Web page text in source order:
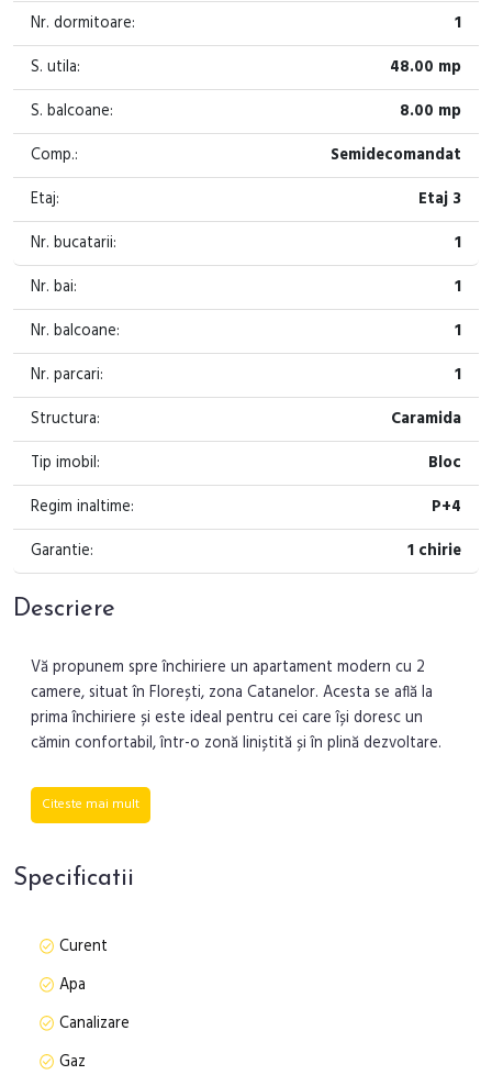
Nr. dormitoare:
1
S. utila:
48.00 mp
S. balcoane:
8.00 mp
Comp.:
Semidecomandat
Etaj:
Etaj 3
Nr. bucatarii:
1
Nr. bai:
1
Nr. balcoane:
1
Nr. parcari:
1
Structura:
Caramida
Tip imobil:
Bloc
Regim inaltime:
P+4
Garantie:
1 chirie
Descriere
Vă propunem spre închiriere un apartament modern cu 2
camere, situat în Florești, zona Catanelor. Acesta se află la
prima închiriere și este ideal pentru cei care își doresc un
cămin confortabil, într-o zonă liniștită și în plină dezvoltare.
Locuința are o suprafață utilă de 48 mp, la care se adaugă un
balcon de 8 mp, oferind un spațiu generos și bine
bloc nou cu 4 niveluri, dotat cu lift, și este compartimentat
astfel: un dormitor, un living, o bucătărie separată, o baie, un
Bucătăria este spațioasă și dispune de electrocasnice
moderne, inclusiv frigider Arctic, plită electrică, cuptor, cuptor
cu microunde și hotă performantă, având și fereastră pentru
termică proprie pe gaz și calorifere, iar finisajele includ
Citeste mai mult
Specificatii
Curent
Apa
Canalizare
Gaz